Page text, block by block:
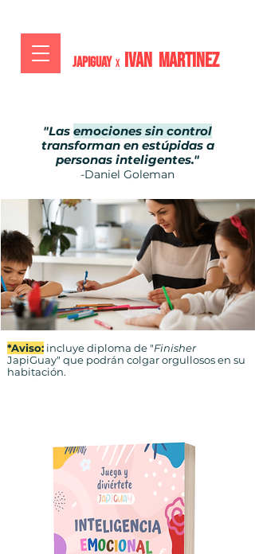
JAPIGUAY x IVAN MARTiNEZ
"Las emociones sin control
transforman en estúpidas a
personas inteligentes."
-Daniel Goleman
*Aviso: incluye diploma de "Finisher
JapiGuay" que podrán colgar orgullosos en su
habitación.